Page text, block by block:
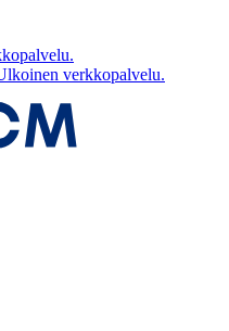
verkkopalvelu.